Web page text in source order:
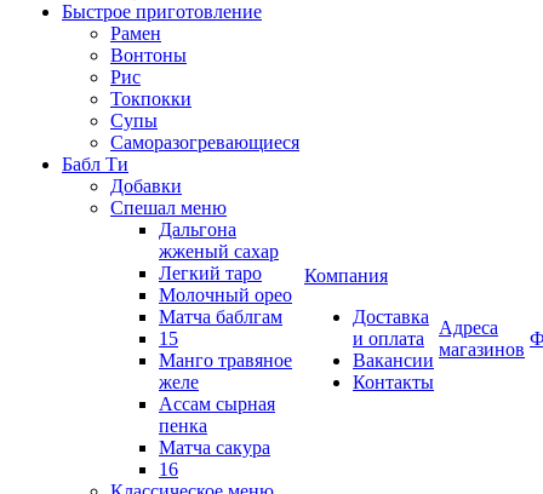
Быстрое приготовление
Рамен
Вонтоны
Рис
Токпокки
Супы
Саморазогревающиеся
Бабл Ти
Добавки
Спешал меню
Дальгона
жженый сахар
Легкий таро
Молочный орео
Матча баблгам
15
Манго травяное
желе
Ассам сырная
пенка
Матча сакура
16
Компания
Доставка
и оплата
Вакансии
Контакты
Адреса
магазинов